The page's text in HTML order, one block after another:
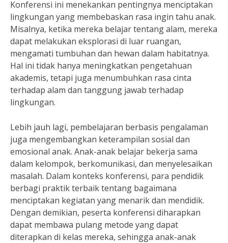
Konferensi ini menekankan pentingnya menciptakan
lingkungan yang membebaskan rasa ingin tahu anak.
Misalnya, ketika mereka belajar tentang alam, mereka
dapat melakukan eksplorasi di luar ruangan,
mengamati tumbuhan dan hewan dalam habitatnya.
Hal ini tidak hanya meningkatkan pengetahuan
akademis, tetapi juga menumbuhkan rasa cinta
terhadap alam dan tanggung jawab terhadap
lingkungan.
Lebih jauh lagi, pembelajaran berbasis pengalaman
juga mengembangkan keterampilan sosial dan
emosional anak. Anak-anak belajar bekerja sama
dalam kelompok, berkomunikasi, dan menyelesaikan
masalah. Dalam konteks konferensi, para pendidik
berbagi praktik terbaik tentang bagaimana
menciptakan kegiatan yang menarik dan mendidik.
Dengan demikian, peserta konferensi diharapkan
dapat membawa pulang metode yang dapat
diterapkan di kelas mereka, sehingga anak-anak